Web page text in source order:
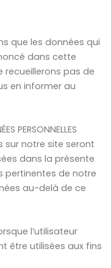
que les données qui
dans cette
recueillerons pas de
en informer au
PERSONNELLES
sur notre site seront
dans la présente
pertinentes de notre
au-delà de ce
l’utilisateur
être utilisées aux fins